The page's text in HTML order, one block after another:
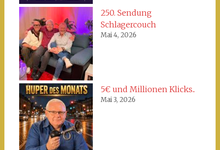
250. Sendung
Schlagercouch
Mai 4, 2026
5€ und Millionen Klicks..
Mai 3, 2026